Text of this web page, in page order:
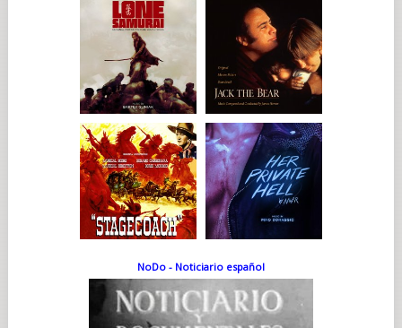
NoDo - Noticiario español